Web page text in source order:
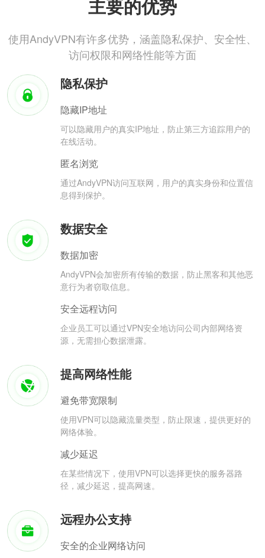
主要的优势
使用AndyVPN有许多优势，涵盖隐私保护、安全性、
访问权限和网络性能等方面
隐私保护
隐藏IP地址
可以隐藏用户的真实IP地址，防止第三方追踪用户的
在线活动。
匿名浏览
通过AndyVPN访问互联网，用户的真实身份和位置信
息得到保护。
数据安全
数据加密
AndyVPN会加密所有传输的数据，防止黑客和其他恶
意行为者窃取信息。
安全远程访问
企业员工可以通过VPN安全地访问公司内部网络资
源，无需担心数据泄露。
提高网络性能
避免带宽限制
使用VPN可以隐藏流量类型，防止限速，提供更好的
网络体验。
减少延迟
在某些情况下，使用VPN可以选择更快的服务器路
径，减少延迟，提高网速。
远程办公支持
安全的企业网络访问